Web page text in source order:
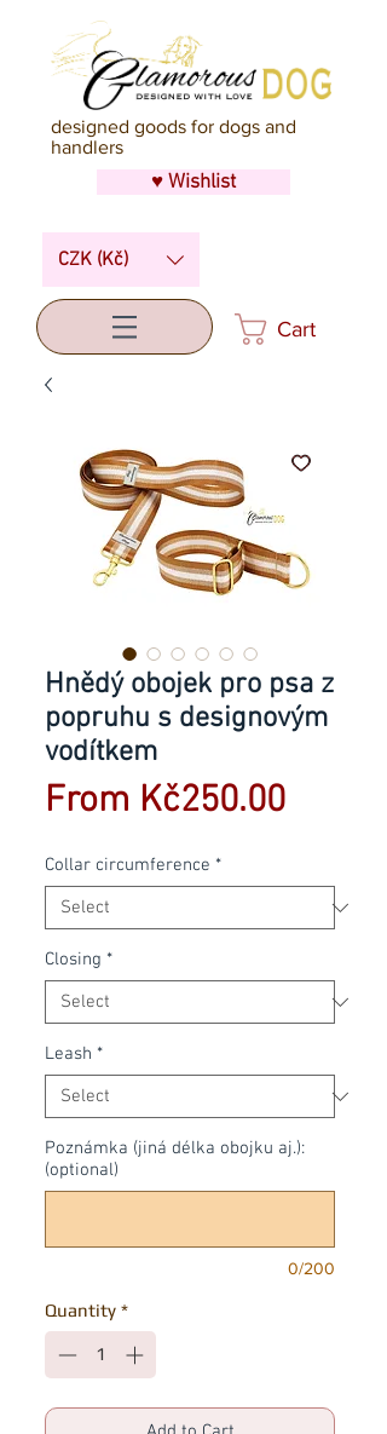
designed goods for dogs and
handlers
♥ Wishlist
CZK (Kč)
Cart
Hnědý obojek pro psa z
popruhu s designovým
vodítkem
From Kč250.00Sale
Collar circumference *
Closing *
Leash *
Poznámka (jiná délka obojku aj.):
(optional)
0/200
Quantity *